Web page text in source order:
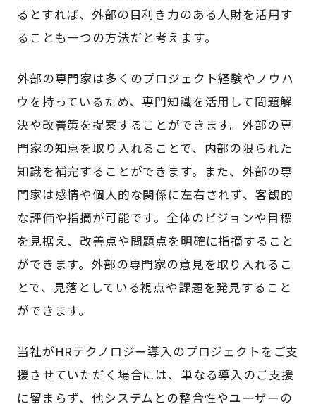
るとすれば、外部の目利き力のある人財を活用す
ることも一つの方法だと考えます。
外部の専門家は多くのプロジェクト経験やノウハ
ウを持っているため、専門知識を活用して問題解
決や改善策を提案することができます。外部の専
門家の知恵を取り入れることで、内部の限られた
知識を補完することができます。また、外部の専
門家は感情や個人的な関係に左右されず、客観的
な評価や指摘が可能です。全体のビジョンや目標
を見据え、改善点や問題点を明確に指摘すること
ができます。外部の専門家の意見を取り入れるこ
とで、見落としている視点や課題を発見すること
ができます。
当社がHRテクノロジー導入のプロジェクトをご支
援させていただく場合には、単なる導入のご支援
に留まらず、他システムとの整合性やユーザーの